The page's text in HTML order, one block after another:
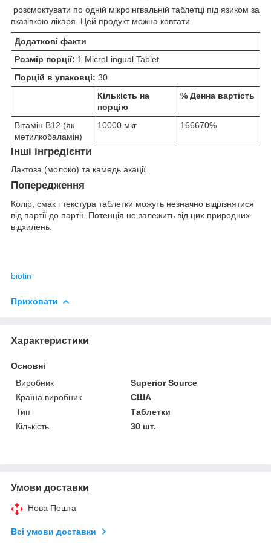
розсмоктувати по одній мікроінгвальній таблетці під язиком за
вказівкою лікаря. Цей продукт можна ковтати
Додаткові факти
Розмір порції: 1 MicroLingual Tablet
Порцій в упаковці: 30
Кількість на
порцію
% Денна вартість
Вітамін B12 (як
метилкобаламін)
10000 мкг 166670%
Інші інгредієнти
Лактоза (молоко) та камедь акації.
Попередження
Колір, смак і текстура таблетки можуть незначно відрізнятися
від партії до партії. Потенція не залежить від цих природних
відхилень.
biotin
Приховати
Характеристики
Основні
Виробник
Superior Source
Країна виробник
США
Тип
Таблетки
Кількість
30 шт.
Умови доставки
Нова Пошта
Всі умови доставки